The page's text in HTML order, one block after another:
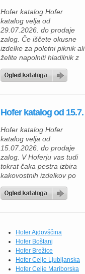
Hofer katalog Hofer
katalog velja od
29.07.2026. do prodaje
zalog. Če iščete okusne
izdelke za poletni piknik ali
želite napolniti hladilnik z
Hoferjeva ponudba,
zagotovo navdušila. V
kakovostni mesni izdelki
dobrote, mlečni izdelki ter
številni vsakodnevni izdelki
po trajno znižanih […]
Hofer katalog od 15.7.
Hofer katalog Hofer
katalog velja od
15.07.2026. do prodaje
zalog. V Hoferju vas tudi
tokrat čaka pestra izbira
kakovostnih izdelkov po
zdaj pravi trenutek, da
zamrzovalnik. Če radi
domače obroke, vas bodo
navdušili brokoli All
Seasons (750 g) po novi
redni ceni 1,84 €,
testenine […]
Hofer Ajdovščina
Hofer Boštanj
Hofer Brežice
Hofer Celje Ljubljanska
Hofer Celje Mariborska